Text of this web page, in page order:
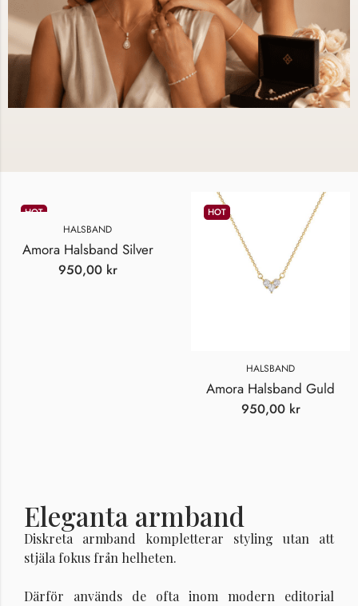
HOT
HALSBAND
Amora Halsband Silver
950,00 kr
HOT
HALSBAND
Amora Halsband Guld
950,00 kr
Eleganta armband
Diskreta armband kompletterar styling utan att
stjäla fokus från helheten.
Därför används de ofta inom modern editorial